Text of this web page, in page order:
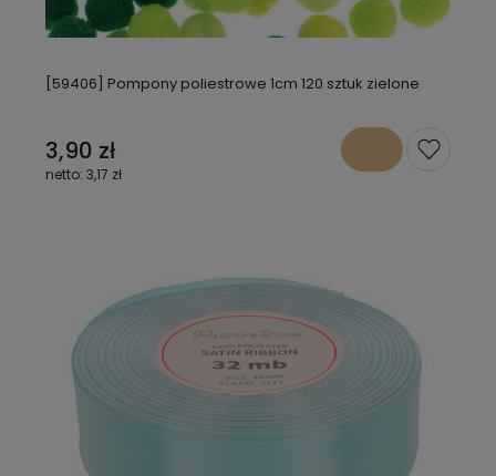
[59406] Pompony poliestrowe 1cm 120 sztuk zielone
3,90 zł
3,17 zł